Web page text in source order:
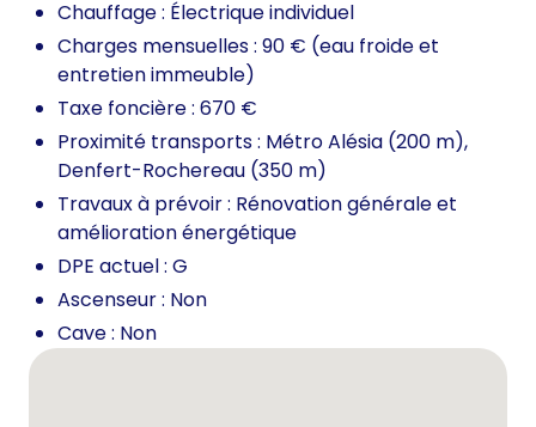
Chauffage : Électrique individuel
Charges mensuelles : 90 € (eau froide et
entretien immeuble)
Taxe foncière : 670 €
Proximité transports : Métro Alésia (200 m),
Denfert-Rochereau (350 m)
Travaux à prévoir : Rénovation générale et
amélioration énergétique
DPE actuel : G
Ascenseur : Non
Cave : Non